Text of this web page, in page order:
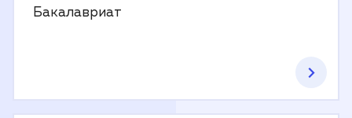
Бакалавриат